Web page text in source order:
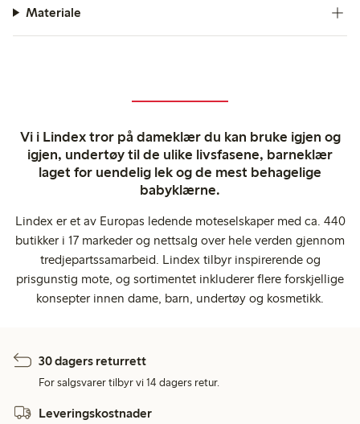
Materiale
Vi i Lindex tror på dameklær du kan bruke igjen og
igjen, undertøy til de ulike livsfasene, barneklær
laget for uendelig lek og de mest behagelige
babyklærne.
Lindex er et av Europas ledende moteselskaper med ca. 440
butikker i 17 markeder og nettsalg over hele verden gjennom
tredjepartssamarbeid. Lindex tilbyr inspirerende og
prisgunstig mote, og sortimentet inkluderer flere forskjellige
konsepter innen dame, barn, undertøy og kosmetikk.
30 dagers returrett
For salgsvarer tilbyr vi 14 dagers retur.
Leveringskostnader